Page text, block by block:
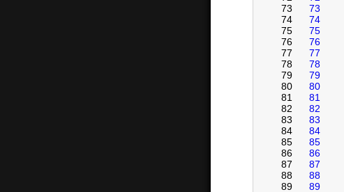
73
73
74
74
75
75
76
76
77
77
78
78
79
79
80
80
81
81
82
82
83
83
84
84
85
85
86
86
87
87
88
88
89
89